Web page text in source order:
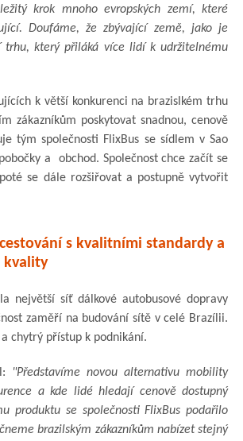
krok mnoho evropských zemí, které
Doufáme, že zbývající země, jako je
trhu, který přiláká více lidí k udržitelnému
k větší konkurenci na brazislkém trhu
zákazníkům poskytovat snadnou, cenově
tým společnosti FlixBus se sídlem v Sao
a obchod. Společnost chce začít se
se dále rozšiřovat a postupně vytvořit
s kvalitními standardy a
kvality
největší síť dálkové autobusové dopravy
zaměří na budování sítě v celé Brazílii.
chytrý přístup k podnikání.
"Představíme novou alternativu mobility
a kde lidé hledají cenově dostupný
produktu se společnosti FlixBus podařilo
brazilským zákazníkům nabízet stejný